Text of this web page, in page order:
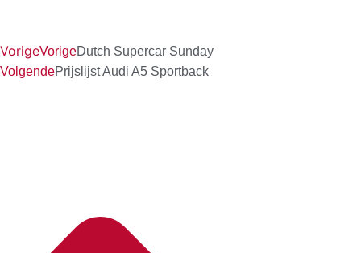
VorigeVorigeDutch Supercar Sunday
VolgendePrijslijst Audi A5 Sportback